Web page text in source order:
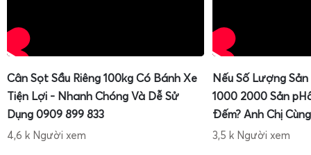
Cân Sọt Sầu Riêng 100kg Có Bánh Xe
Tiện Lợi - Nhanh Chóng Và Dễ Sử
Dụng 0909 899 833
4,6 k Người xem
Nếu Số Lượng
1000 2000 Sản
Đếm? Anh Chị
3,5 k Người xem